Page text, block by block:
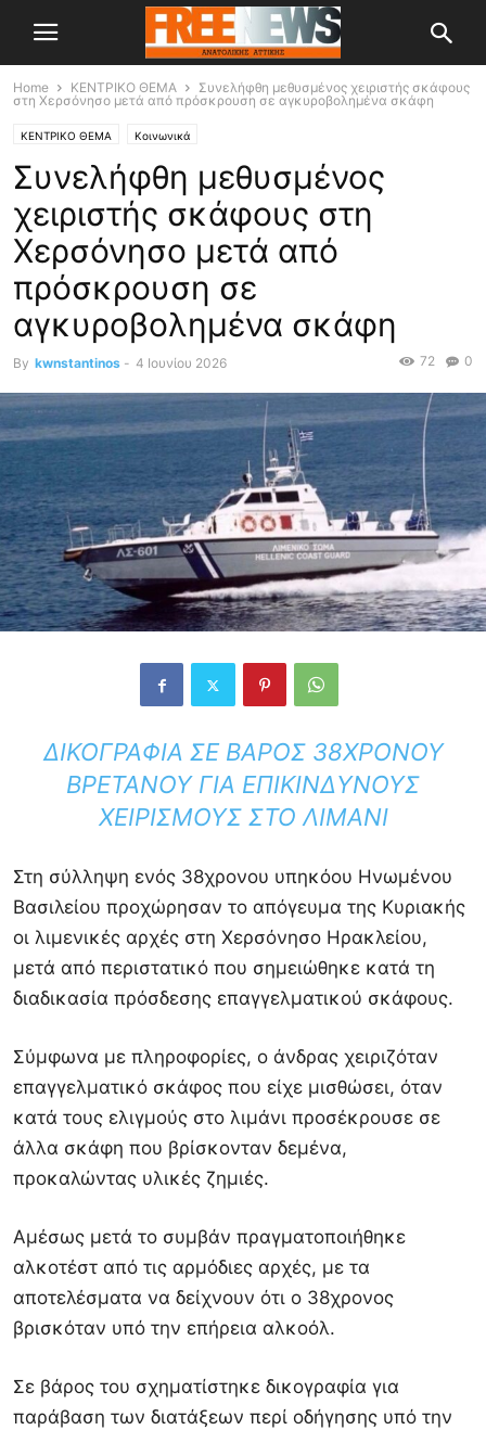
Home ΚΕΝΤΡΙΚΟ ΘΕΜΑ
Συνελήφθη μεθυσμένος χειριστής σκάφους
στη Χερσόνησο μετά από πρόσκρουση σε αγκυροβολημένα σκάφη
ΚΕΝΤΡΙΚΟ ΘΕΜΑ Κοινωνικά
Συνελήφθη μεθυσμένος
χειριστής σκάφους στη
Χερσόνησο μετά από
πρόσκρουση σε
αγκυροβολημένα σκάφη
By kwnstantinos - 4 Ιουνίου 2026 0
72
ΔΙΚΟΓΡΑΦΊΑ ΣΕ ΒΆΡΟΣ 38ΧΡΟΝΟΥ
ΒΡΕΤΑΝΟΎ ΓΙΑ ΕΠΙΚΊΝΔΥΝΟΥΣ
ΧΕΙΡΙΣΜΟΎΣ ΣΤΟ ΛΙΜΆΝΙ
Στη σύλληψη ενός 38χρονου υπηκόου Ηνωμένου
Βασιλείου προχώρησαν το απόγευμα της Κυριακής
οι λιμενικές αρχές στη Χερσόνησο Ηρακλείου,
μετά από περιστατικό που σημειώθηκε κατά τη
διαδικασία πρόσδεσης επαγγελματικού σκάφους.
Σύμφωνα με πληροφορίες, ο άνδρας χειριζόταν
επαγγελματικό σκάφος που είχε μισθώσει, όταν
κατά τους ελιγμούς στο λιμάνι προσέκρουσε σε
άλλα σκάφη που βρίσκονταν δεμένα,
προκαλώντας υλικές ζημιές.
Αμέσως μετά το συμβάν πραγματοποιήθηκε
αλκοτέστ από τις αρμόδιες αρχές, με τα
αποτελέσματα να δείχνουν ότι ο 38χρονος
βρισκόταν υπό την επήρεια αλκοόλ.
Σε βάρος του σχηματίστηκε δικογραφία για
παράβαση των διατάξεων περί οδήγησης υπό την